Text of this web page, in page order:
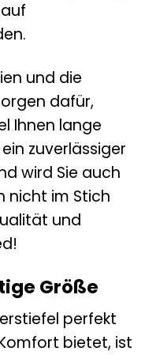
und die
dafür,
Ihnen lange
zuverlässiger
wird Sie auch
nicht im Stich
und
Größe
perfekt
bietet, ist